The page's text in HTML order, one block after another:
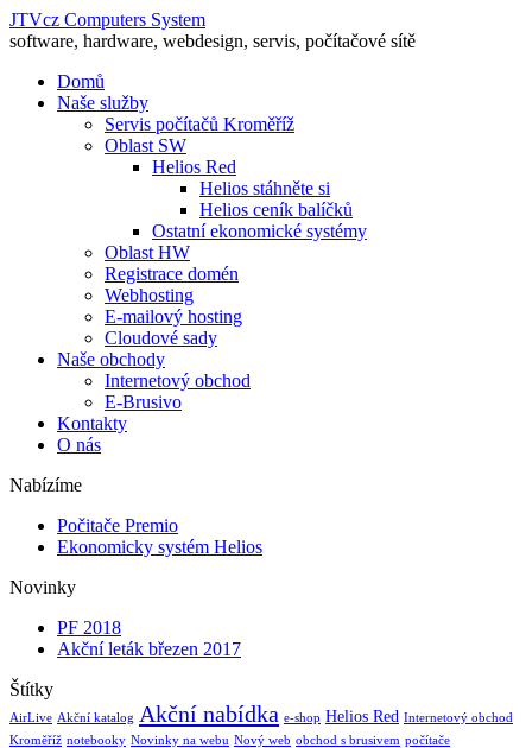
JTVcz Computers System
software, hardware, webdesign, servis, počítačové sítě
Domů
Naše služby
Servis počítačů Kroměříž
Oblast SW
Helios Red
Helios stáhněte si
Helios ceník balíčků
Ostatní ekonomické systémy
Oblast HW
Registrace domén
Webhosting
E-mailový hosting
Cloudové sady
Naše obchody
Internetový obchod
E-Brusivo
Kontakty
O nás
Nabízíme
Počitače Premio
Ekonomicky systém Helios
Novinky
PF 2018
Akční leták březen 2017
Štítky
AirLive Akční katalog Akční nabídka e-shop Helios Red Internetový obchod
Kroměříž notebooky Novinky na webu Nový web obchod s brusivem počítače